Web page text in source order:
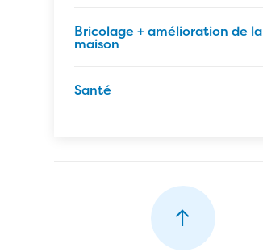
Bricolage + amélioration de la
maison
Santé